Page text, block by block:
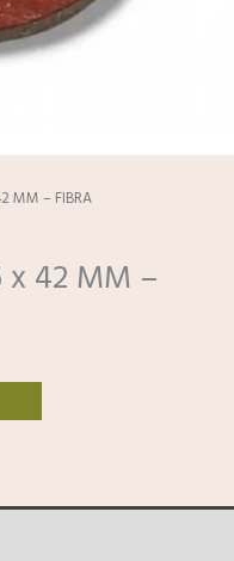
MM – FIBRA
x 42 MM –